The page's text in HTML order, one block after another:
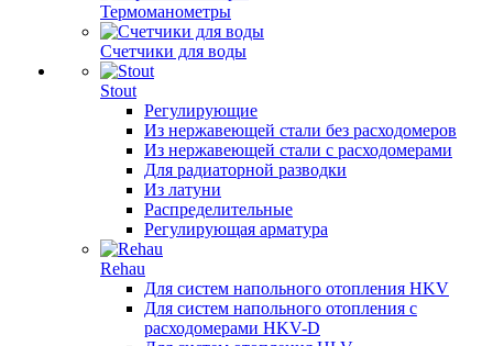
Термоманометры
Счетчики для воды
Stout
Регулирующие
Из нержавеющей стали без расходомеров
Из нержавеющей стали с расходомерами
Для радиаторной разводки
Из латуни
Распределительные
Регулирующая арматура
Rehau
Для систем напольного отопления HKV
Для систем напольного отопления с
расходомерами HKV-D